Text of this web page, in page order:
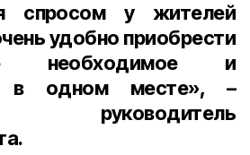
спросом у жителей
удобно приобрести
необходимое и
в одном месте», –
руководитель